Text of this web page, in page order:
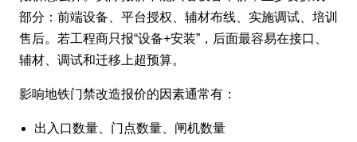
部分：前端设备、平台授权、辅材布线、实施调试、培训
售后。若工程商只报“设备+安装”，后面最容易在接口、
辅材、调试和迁移上超预算。
影响地铁门禁改造报价的因素通常有：
出入口数量、门点数量、闸机数量